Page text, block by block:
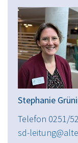
Stephanie
Telefon 0251/
sd-